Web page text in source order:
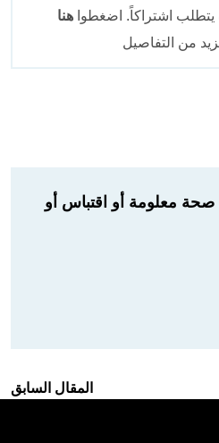
يتطلب اشتراكاً. اضغطواهنا
من التفاصيل
معلومة أو اقتباس أو
المقال السابق